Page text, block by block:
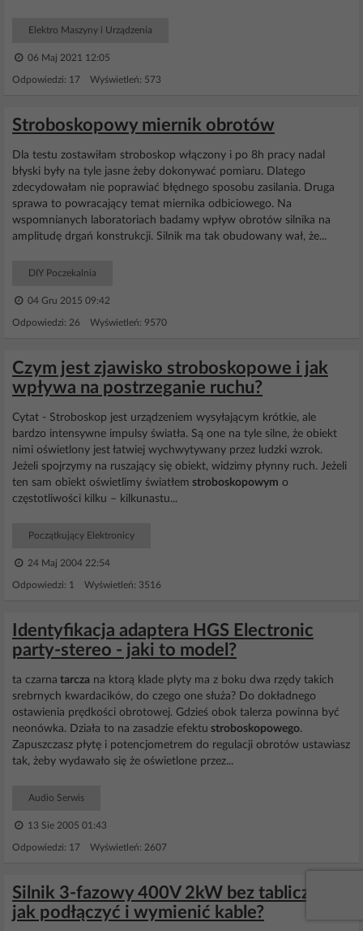
Elektro Maszyny i Urządzenia
06 Maj 2021 12:05
Odpowiedzi: 17 Wyświetleń: 573
Stroboskopowy miernik obrotów
Dla testu zostawiłam stroboskop włączony i po 8h pracy nadal
błyski były na tyle jasne żeby dokonywać pomiaru. Dlatego
zdecydowałam nie poprawiać błędnego sposobu zasilania. Druga
sprawa to powracający temat miernika odbiciowego. Na
wspomnianych laboratoriach badamy wpływ obrotów silnika na
amplitudę drgań konstrukcji. Silnik ma tak obudowany wał, że...
DIY Poczekalnia
04 Gru 2015 09:42
Odpowiedzi: 26 Wyświetleń: 9570
Czym jest zjawisko stroboskopowe i jak
wpływa na postrzeganie ruchu?
Cytat - Stroboskop jest urządzeniem wysyłającym krótkie, ale
bardzo intensywne impulsy światła. Są one na tyle silne, że obiekt
nimi oświetlony jest łatwiej wychwytywany przez ludzki wzrok.
Jeżeli spojrzymy na ruszający się obiekt, widzimy płynny ruch. Jeżeli
ten sam obiekt oświetlimy światłem stroboskopowym o
częstotliwości kilku – kilkunastu...
Początkujący Elektronicy
24 Maj 2004 22:54
Odpowiedzi: 1 Wyświetleń: 3516
Identyfikacja adaptera HGS Electronic
party-stereo - jaki to model?
ta czarna tarcza na ktorą klade plyty ma z boku dwa rzędy takich
srebrnych kwardacików, do czego one służa? Do dokładnego
ostawienia prędkości obrotowej. Gdzieś obok talerza powinna być
neonówka. Działa to na zasadzie efektu stroboskopowego.
Zapuszczasz płytę i potencjometrem do regulacji obrotów ustawiasz
tak, żeby wydawało się że oświetlone przez...
Audio Serwis
13 Sie 2005 01:43
Odpowiedzi: 17 Wyświetleń: 2607
Silnik 3-fazowy 400V 2kW bez tabliczki -
jak podłączyć i wymienić kable?